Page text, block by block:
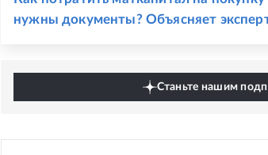
нужны документы? Объясняет
Станьте нашим